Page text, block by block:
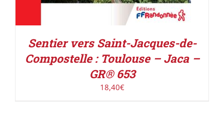
Sentier vers Saint-Jacques-de-
Compostelle : Toulouse – Jaca –
GR® 653
18,40€